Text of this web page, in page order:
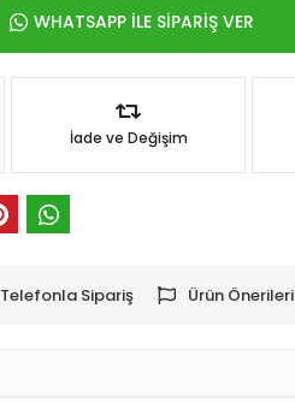
WHATSAPP İLE SİPARİŞ VER
İade ve Değişim
Telefonla Sipariş Ürün Önerileri